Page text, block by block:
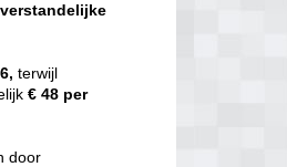
verstandelijke
terwijl
€ 48 per
door